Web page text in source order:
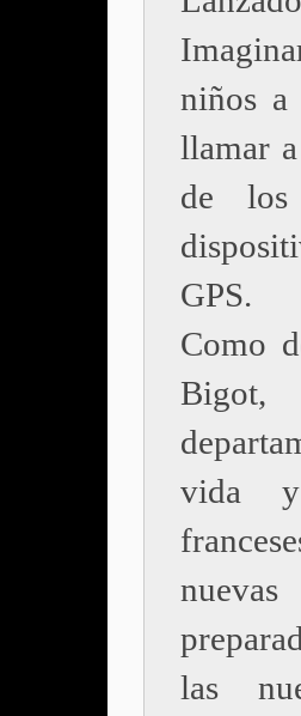
niños
llamar
de
GPS.
Como
Bigot,
vida y
las